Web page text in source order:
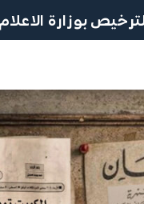
الاعلام: 518-